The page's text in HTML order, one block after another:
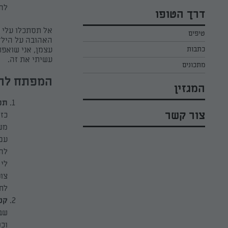
סלטים לפסח
עוגיות לפסח
קארין בנולול
מירי כהן
רובי מיכאל
דרך הטופו
טיפים
כתבות
מתכונים
המגזין
צור קשר
אל תסתכלו עלי
האהובה על
עצמן, אני
עשיתי את זה.
המפתח